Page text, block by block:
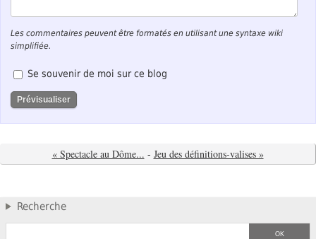
Les commentaires peuvent être formatés en utilisant une syntaxe wiki
simplifiée.
Se souvenir de moi sur ce blog
« Spectacle au Dôme... - Jeu des définitions-valises »
Recherche